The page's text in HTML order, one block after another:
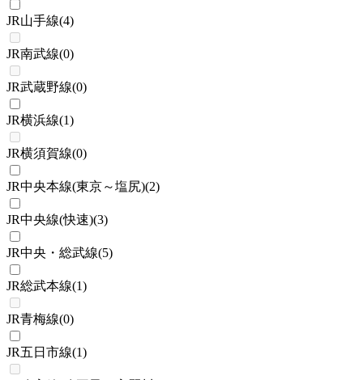
JR山手線(4)
JR南武線(0)
JR武蔵野線(0)
JR横浜線(1)
JR横須賀線(0)
JR中央本線(東京～塩尻)(2)
JR中央線(快速)(3)
JR中央・総武線(5)
JR総武本線(1)
JR青梅線(0)
JR五日市線(1)